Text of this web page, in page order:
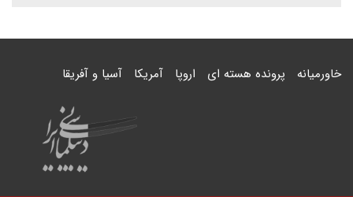
خاورمیانه پرونده هسته ای اروپا آمریکا آسیا و آفریقا